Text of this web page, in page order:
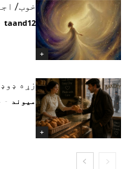
+
خوب/
taand12
+
زړه
میوند -